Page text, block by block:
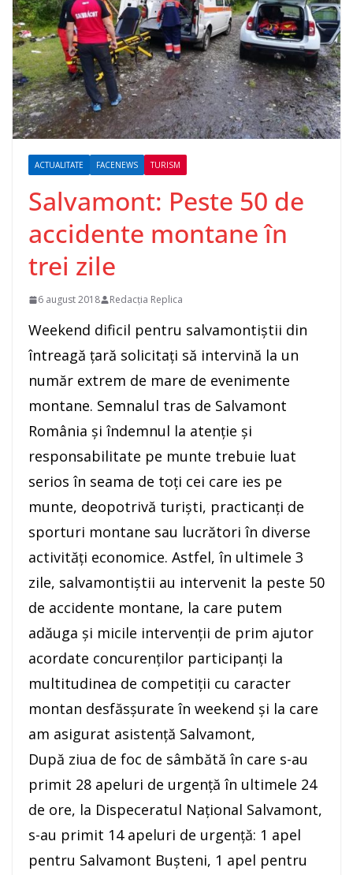
ACTUALITATE FACENEWS TURISM
Salvamont: Peste 50 de
accidente montane în
trei zile
6 august 2018 Redacția Replica
Weekend dificil pentru salvamontiștii din
întreagă țară solicitați să intervină la un
număr extrem de mare de evenimente
montane. Semnalul tras de Salvamont
România și îndemnul la atenție și
responsabilitate pe munte trebuie luat
serios în seama de toți cei care ies pe
munte, deopotrivă turiști, practicanți de
sporturi montane sau lucrători în diverse
activități economice. Astfel, în ultimele 3
zile, salvamontiștii au intervenit la peste 50
de accidente montane, la care putem
adăuga și micile intervenții de prim ajutor
acordate concurenților participanți la
multitudinea de competiții cu caracter
montan desfăsșurate în weekend și la care
am asigurat asistență Salvamont,
După ziua de foc de sâmbătă în care s-au
primit 28 apeluri de urgență în ultimele 24
de ore, la Dispeceratul Național Salvamont,
s-au primit 14 apeluri de urgență: 1 apel
pentru Salvamont Bușteni, 1 apel pentru